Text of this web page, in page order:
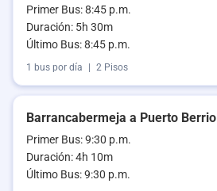
Primer Bus: 8:45 p.m.
Duración: 5h 30m
Último Bus: 8:45 p.m.
1 bus por día 2 Pisos
Barrancabermeja a Puerto Berrio
Primer Bus: 9:30 p.m.
Duración: 4h 10m
Último Bus: 9:30 p.m.